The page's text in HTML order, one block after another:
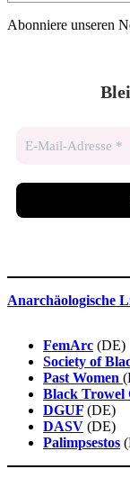
Abonniere unseren
Anarchäologische
FemArc (DE)
Society of
Past Women
Black Trowel
DGUF (DE)
DASV (DE)
Palimpsestos